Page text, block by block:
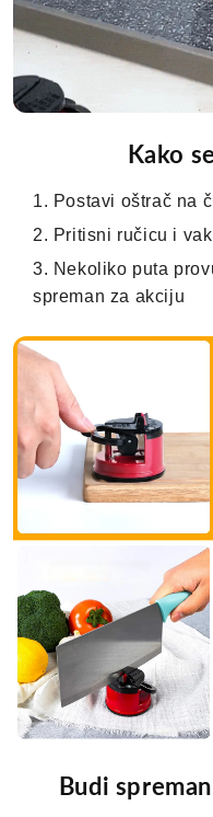
Kako
Postavi oštrač na
Pritisni ručicu i
Nekoliko puta
spreman za akciju
Budi